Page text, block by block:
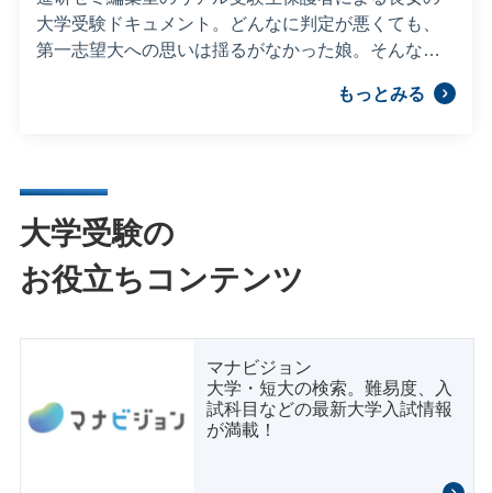
大学受験ドキュメント。どんなに判定が悪くても、
第一志望大への思いは揺るがなかった娘。そんな彼
もっとみる
大学受験の
お役立ちコンテンツ
マナビジョン
大学・短大の検索。難易度、入
試科目などの最新大学入試情報
が満載！